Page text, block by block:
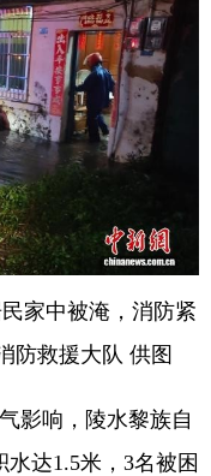
家中被淹，消防紧
防救援大队 供图
响，陵水黎族自
达1.5米，3名被困